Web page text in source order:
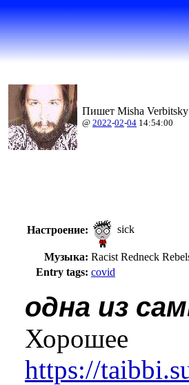
Пишет Misha
@ 2022-02-04 14:54:00
Настроение: sick
Музыка: Racist Redneck
Entry tags: covid
одна из
Хорошее
https://